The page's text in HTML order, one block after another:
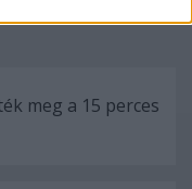
meg a 15 perces